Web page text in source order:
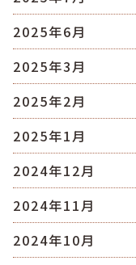
2025年6月
2025年3月
2025年2月
2025年1月
2024年12月
2024年11月
2024年10月